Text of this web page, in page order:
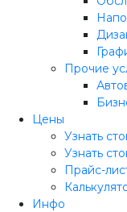
Прочие
Цены
Узнать
Узнать
Прайс-
Инфо